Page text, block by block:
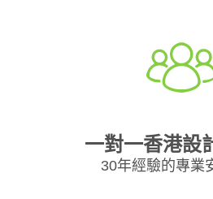
一對一香港設
30年經驗的專業